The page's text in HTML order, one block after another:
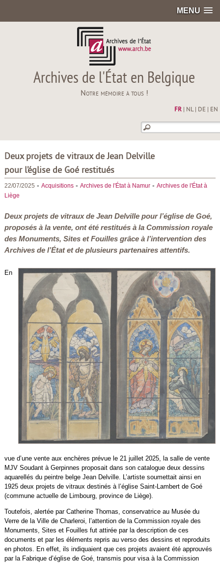
MENU
Archives de l'État en Belgique
Notre mémoire à tous !
FR| NL| DE EN
Deux projets de vitraux de Jean Delville
pour l’église de Goé restitués
22/07/2025 - Acquisitions- Archives de l'État à Namur- Archives de l'État à
Liège
Deux projets de vitraux de Jean Delville pour l’église de Goé,
proposés à la vente, ont été restitués à la Commission royale
des Monuments, Sites et Fouilles grâce à l’intervention des
Archives de l’État et de plusieurs partenaires attentifs.
En
vue d’une vente aux enchères prévue le 21 juillet 2025, la salle de vente
MJV Soudant à Gerpinnes proposait dans son catalogue deux dessins
aquarellés du peintre belge Jean Delville. L’artiste soumettait ainsi en
1925 deux projets de vitraux destinés à l’église Saint-Lambert de Goé
(commune actuelle de Limbourg, province de Liège).
Toutefois, alertée par Catherine Thomas, conservatrice au Musée du
Verre de la Ville de Charleroi, l’attention de la Commission royale des
Monuments, Sites et Fouilles fut attirée par la description de ces
documents et par les éléments repris au verso des dessins et reproduits
en photos. En effet, ils indiquaient que ces projets avaient été approuvés
par la Fabrique d’église de Goé, transmis pour visa à la Commission